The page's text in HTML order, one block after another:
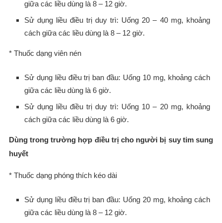
giữa các liều dùng là 8 – 12 giờ.
Sử dụng liều điều trị duy trì: Uống 20 – 40 mg, khoảng
cách giữa các liều dùng là 8 – 12 giờ.
* Thuốc dạng viên nén
Sử dụng liều điều trị ban đầu: Uống 10 mg, khoảng cách
giữa các liều dùng là 6 giờ.
Sử dụng liều điều trị duy trì: Uống 10 – 20 mg, khoảng
cách giữa các liều dùng là 6 giờ.
Dùng trong trường hợp điều trị cho người bị suy tim sung
huyết
* Thuốc dạng phóng thích kéo dài
Sử dụng liều điều trị ban đầu: Uống 20 mg, khoảng cách
giữa các liều dùng là 8 – 12 giờ.